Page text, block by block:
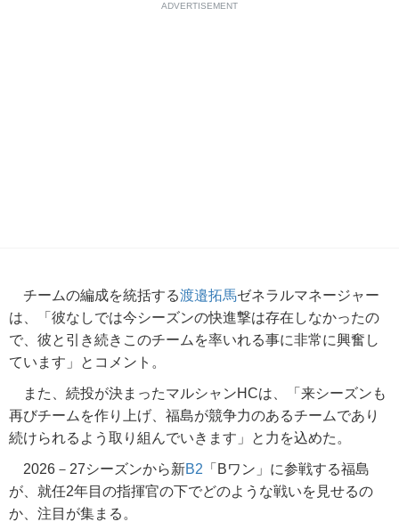
ADVERTISEMENT
チームの編成を統括する渡邉拓馬ゼネラルマネージャー
は、「彼なしでは今シーズンの快進撃は存在しなかったの
で、彼と引き続きこのチームを率いれる事に非常に興奮し
ています」とコメント。
また、続投が決まったマルシャンHCは、「来シーズンも
再びチームを作り上げ、福島が競争力のあるチームであり
続けられるよう取り組んでいきます」と力を込めた。
2026－27シーズンから新B2 「Bワン」に参戦する福島
が、就任2年目の指揮官の下でどのような戦いを見せるの
か、注目が集まる。